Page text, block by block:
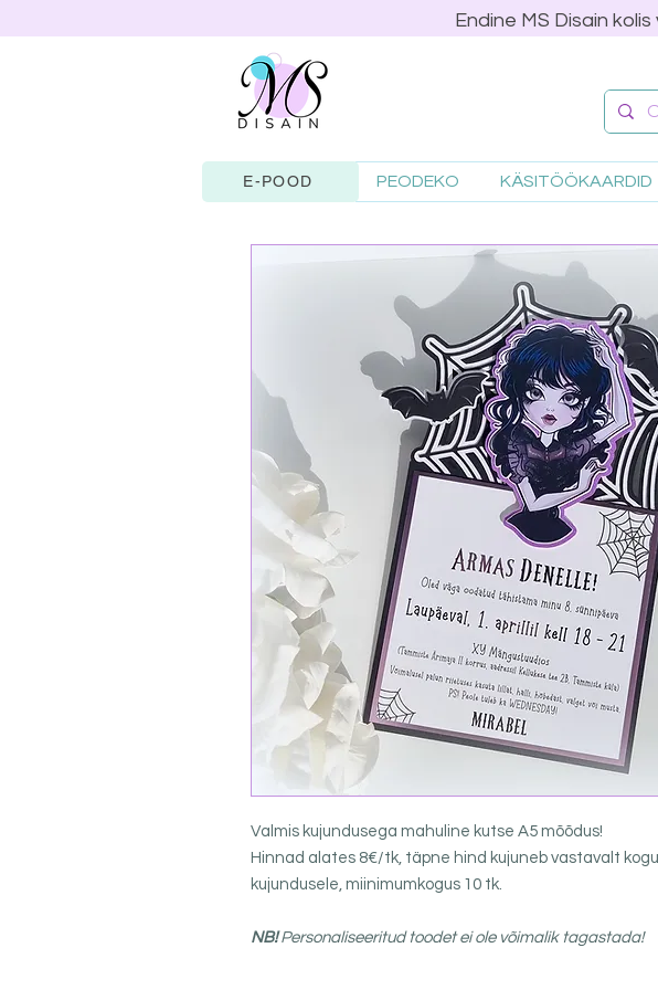
Endine MS Disain
PEODEKO KÄSITÖÖKAARDID
E-POOD
Valmis kujundusega mahuline kutse A5 mõõdus!
Hinnad alates 8€/tk, täpne hind kujuneb vastavalt
kujundusele, miinimumkogus 10 tk.
NB!Personaliseeritud toodet ei ole võimalik tagastada!